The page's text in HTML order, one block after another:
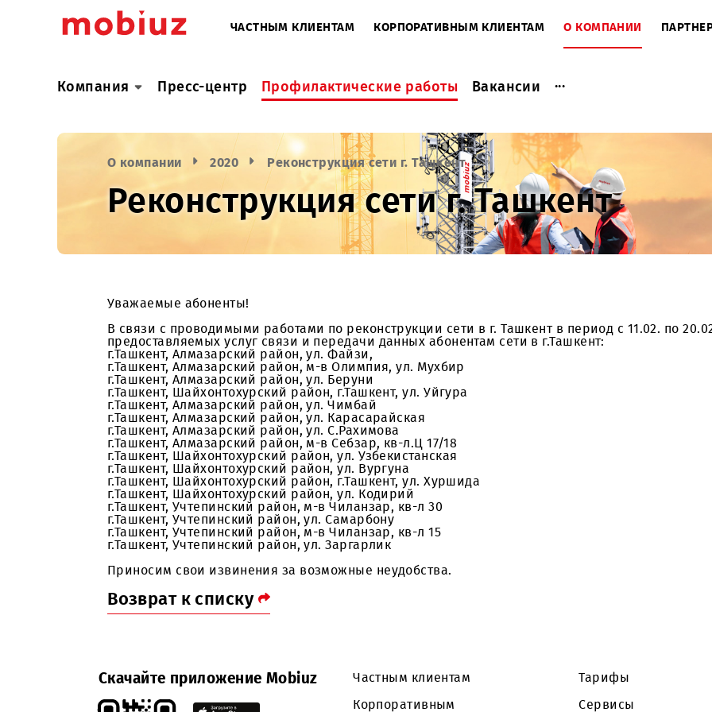
ЧАСТНЫМ КЛИЕНТАМ КОРПОРАТИВНЫМ КЛИЕНТАМ О
Компания Пресс-центр Профилактические работы Вакансии
Реконструкция сети г. Ташкент
Реконструкция сети г. Ташкент
Уважаемые абоненты!
В связи с проводимыми работами по реконструкции сети в г. Ташкент в период с
предоставляемых услуг связи и передачи данных абонентам сети в г.Ташкент:
г.Ташкент, Алмазарский район, ул. Файзи,
г.Ташкент, Алмазарский район, м-в Олимпия, ул. Мухбир
г.Ташкент, Алмазарский район, ул. Беруни
г.Ташкент, Шайхонтохурский район, г.Ташкент, ул. Уйгура
г.Ташкент, Алмазарский район, ул. Чимбай
г.Ташкент, Алмазарский район, ул. Карасарайская
г.Ташкент, Алмазарский район, ул. С.Рахимова
г.Ташкент, Алмазарский район, м-в Себзар, кв-л.Ц 17/18
г.Ташкент, Шайхонтохурский район, ул. Узбекистанская
г.Ташкент, Шайхонтохурский район, ул. Вургуна
г.Ташкент, Шайхонтохурский район, г.Ташкент, ул. Хуршида
г.Ташкент, Шайхонтохурский район, ул. Кодирий
г.Ташкент, Учтепинский район, м-в Чиланзар, кв-л 30
г.Ташкент, Учтепинский район, ул. Самарбону
г.Ташкент, Учтепинский район, м-в Чиланзар, кв-л 15
г.Ташкент, Учтепинский район, ул. Заргарлик
Возврат к списку